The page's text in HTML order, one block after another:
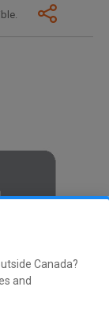
Canada?
and